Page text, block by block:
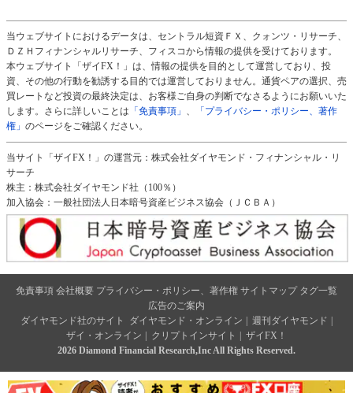
当ウェブサイトにおけるデータは、セントラル短資ＦＸ、クォンツ・リサーチ、
ＤＺＨフィナンシャルリサーチ、フィスコから情報の提供を受けております。
本ウェブサイト「ザイFX！」は、情報の提供を目的として運営しており、投
資、その他の行動を勧誘する目的では運営しておりません。通貨ペアの選択、売
買レートなど投資の最終決定は、お客様ご自身の判断でなさるようにお願いいた
します。さらに詳しいことは 「免責事項」 、
「プライバシー・ポリシー、著作
権」 のページをご確認ください。
当サイト「ザイFX！」の運営元：株式会社ダイヤモンド・フィナンシャル・リ
サーチ
株主：株式会社ダイヤモンド社（100％）
加入協会：一般社団法人日本暗号資産ビジネス協会（ＪＣＢＡ）
免責事項 会社概要 プライバシー・ポリシー、著作権 サイトマップ タグ一覧
広告のご案内
ダイヤモンド社のサイト
ダイヤモンド・オンライン 週刊ダイヤモンド
ザイ・オンライン
クリプトインサイト
ザイFX！
2026 Diamond Financial Research,Inc All Rights Reserved.